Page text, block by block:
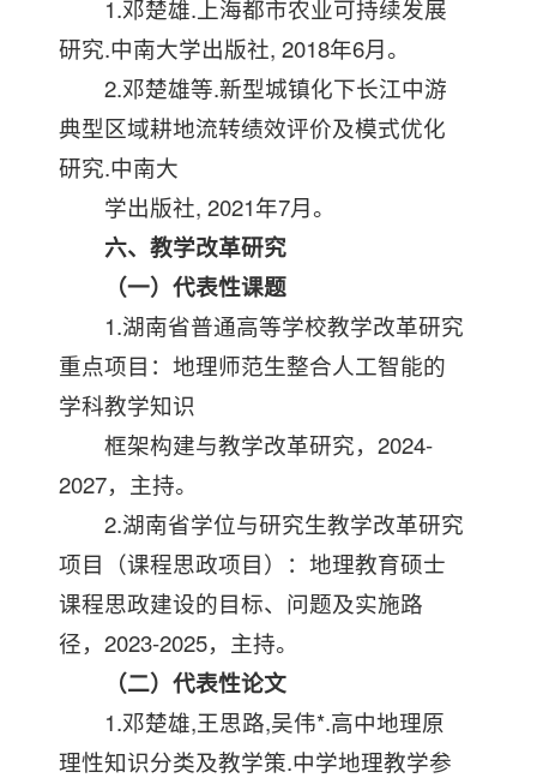
1.邓楚雄.上海都市农业可持续发展
研究.中南大学出版社, 2018年6月。
2.邓楚雄等.新型城镇化下长江中游
典型区域耕地流转绩效评价及模式优化
研究.中南大
学出版社, 2021年7月。
六、教学改革研究
（一）代表性课题
1.湖南省普通高等学校教学改革研究
重点项目：地理师范生整合人工智能的
学科教学知识
框架构建与教学改革研究，2024-
2027，主持。
2.湖南省学位与研究生教学改革研究
项目（课程思政项目）：地理教育硕士
课程思政建设的目标、问题及实施路
径，2023-2025，主持。
（二）代表性论文
1.邓楚雄,王思路,吴伟*.高中地理原
理性知识分类及教学策.中学地理教学参